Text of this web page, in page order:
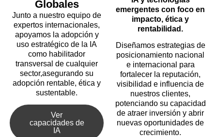
Globales
Junto a nuestro equipo de
expertos internacionales,
apoyamos la adopción y
uso estratégico de la IA
como habilitador
transversal de cualquier
sector,asegurando su
adopción rentable, ética y
sustentable.
Ver
capacidades de
IA
emergentes con foco en
impacto, ética y
rentabilidad.
Diseñamos estrategias de
posicionamiento nacional
e internacional para
fortalecer la reputación,
visibilidad e influencia de
nuestros clientes,
potenciando su capacidad
de atraer inversión y abrir
nuevas oportunidades de
crecimiento.